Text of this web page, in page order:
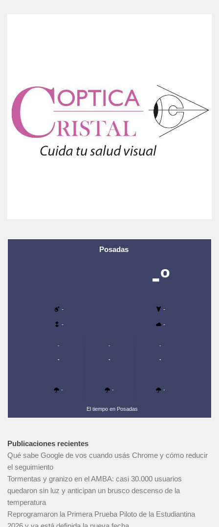
Posadas
-º
- -
- -
-
-
-
-
-
-
-
-
-
El tiempo en Posadas
Publicaciones recientes
Qué sabe Google de vos cuando usás Chrome y cómo reducir
el seguimiento
Tormentas y granizo en el AMBA: casi 30.000 usuarios
quedaron sin luz y anticipan un brusco descenso de la
temperatura
Reprogramaron la Primera Prueba Piloto de la Estudiantina